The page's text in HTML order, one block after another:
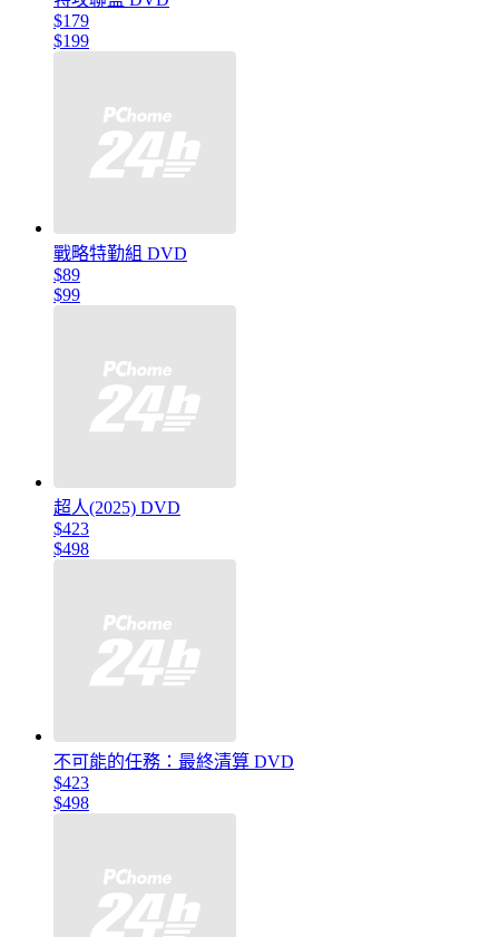
$179
$199
戰略特勤組 DVD
$89
$99
超人(2025) DVD
$423
$498
不可能的任務：最終清算 DVD
$423
$498